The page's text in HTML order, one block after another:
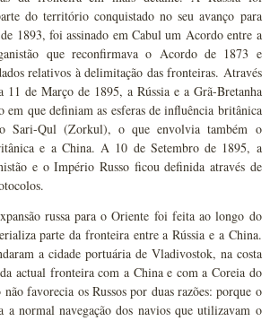
do território conquistado no seu avanço para
1893, foi assinado em Cabul um Acordo entre a
que reconfirmava o Acordo de 1873 e
relativos à delimitação das fronteiras. Através
11 de Março de 1895, a Rússia e a Grã-Bretanha
em que definiam as esferas de influência britânica
Sari-Qul (Zorkul), o que envolvia também o
e a China. A 10 de Setembro de 1895, a
e o Império Russo ficou definida através de
russa para o Oriente foi feita ao longo do
parte da fronteira entre a Rússia e a China.
a cidade portuária de Vladivostok, na costa
actual fronteira com a China e com a Coreia do
favorecia os Russos por duas razões: porque o
a normal navegação dos navios que utilizavam o